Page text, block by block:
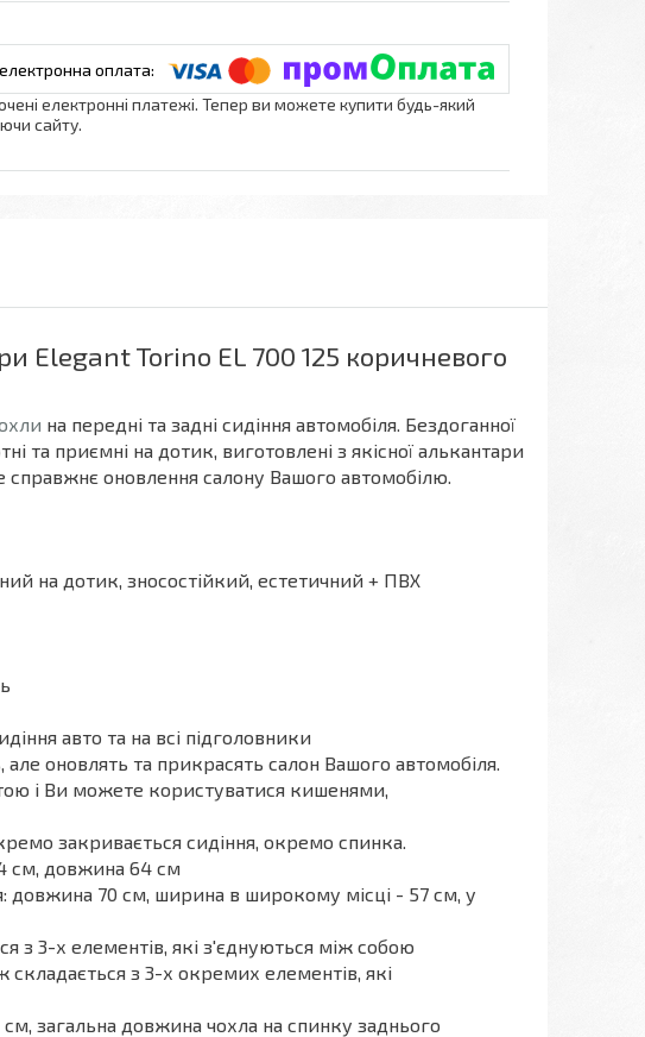
електронні платежі. Тепер ви можете купити будь-який
сайту.
Elegant Torino EL 700 125 коричневого
на передні та задні сидіння автомобіля. Бездоганної
та приємні на дотик, виготовлені з якісної алькантари
оновлення салону Вашого автомобілю.
на дотик, зносостійкий, естетичний + ПВХ
авто та на всі підголовники
оновлять та прикрасять салон Вашого автомобіля.
і Ви можете користуватися кишенями,
закривається сидіння, окремо спинка.
см, довжина 64 см
довжина 70 см, ширина в широкому місці - 57 см, у
з 3-х елементів, які з'єднуються між собою
з 3-х окремих елементів, які
загальна довжина чохла на спинку заднього